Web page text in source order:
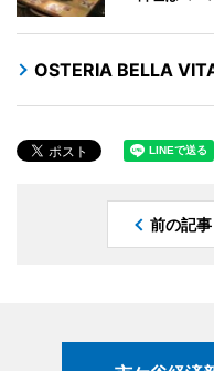
OSTERIA BELLA
前の記事